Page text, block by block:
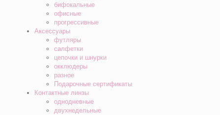
бифокальные
офисные
прогрессивные
Аксессуары
футляры
салфетки
цепочки и шнурки
окклюдеры
разное
Подарочные сертификаты
Контактные линзы
однодневные
двухнедельные